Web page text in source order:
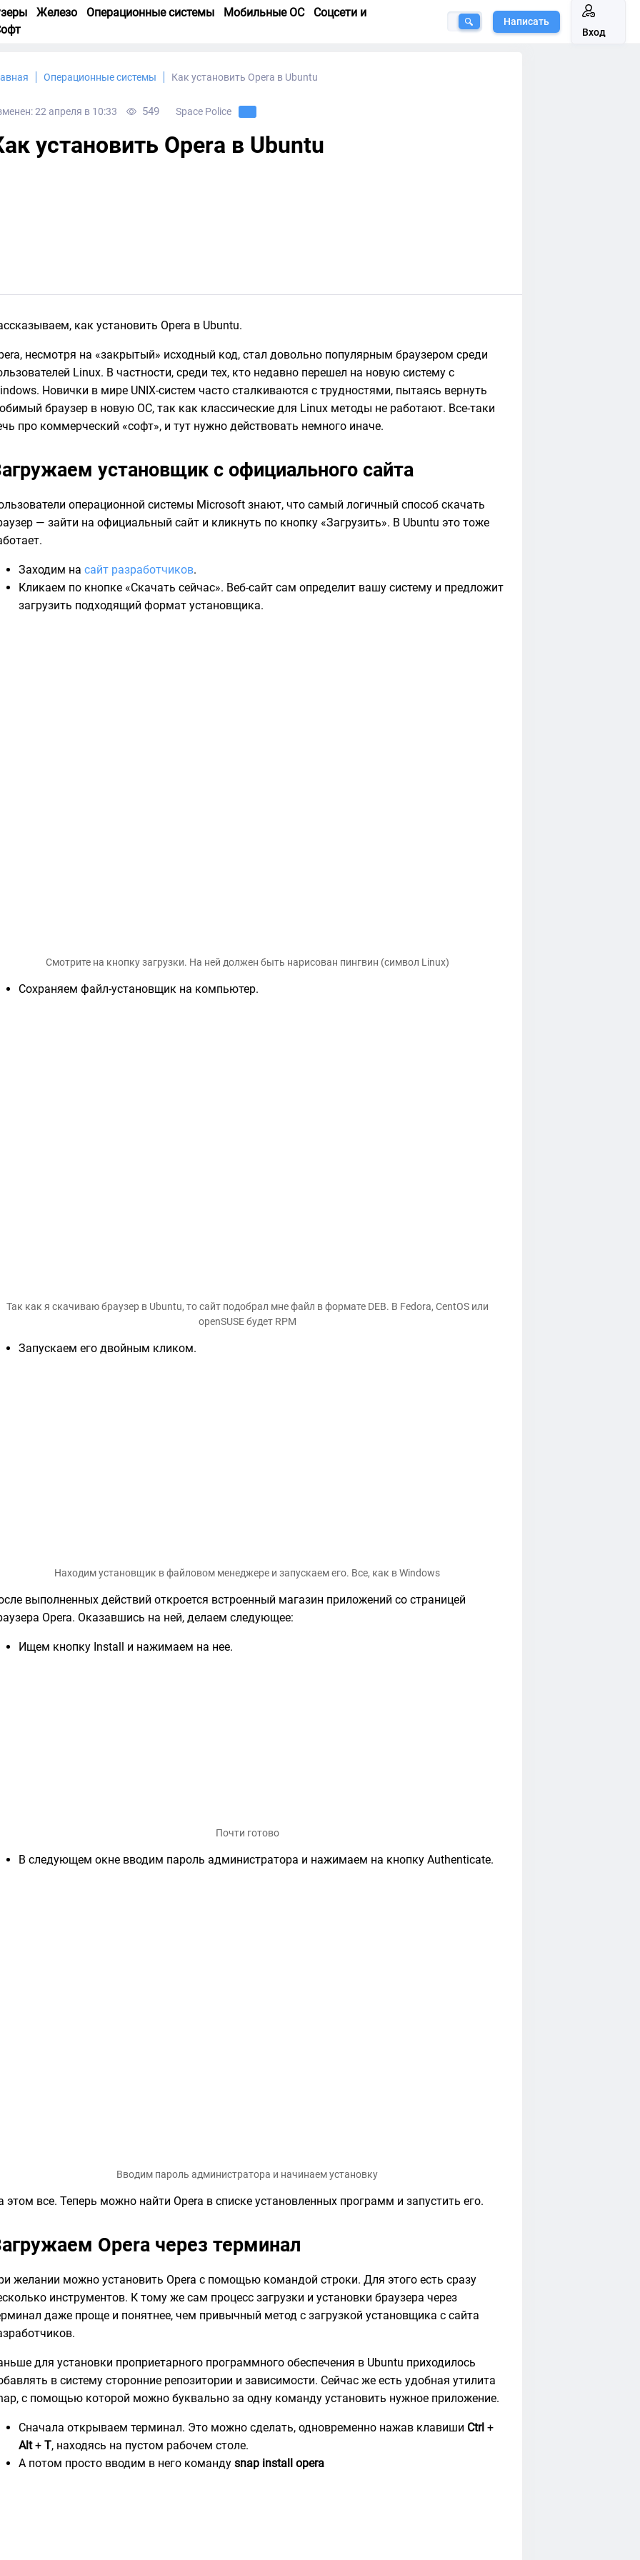
Железо Операционные системы Мобильные ОС
Соцсети и
Написать
Вход
Операционные системы Как установить Opera в Ubuntu
22 апреля в 10:33 549 Space Police
установить Opera в Ubuntu
как установить Opera в Ubuntu.
несмотря на «закрытый» исходный код, стал довольно популярным браузером среди
Linux. В частности, среди тех, кто недавно перешел на новую систему с
Новички в мире UNIX-систем часто сталкиваются с трудностями, пытаясь вернуть
браузер в новую ОС, так как классические для Linux методы не работают. Все-таки
про коммерческий «софт», и тут нужно действовать немного иначе.
установщик с официального сайта
операционной системы Microsoft знают, что самый логичный способ скачать
— зайти на официальный сайт и кликнуть по кнопку «Загрузить». В Ubuntu это тоже
Заходим насайт разработчиков.
Кликаем по кнопке «Скачать сейчас». Веб-сайт сам определит вашу систему и предложит
загрузить подходящий формат установщика.
Смотрите на кнопку загрузки. На ней должен быть нарисован пингвин (символ Linux)
Сохраняем файл-установщик на компьютер.
Так как я скачиваю браузер в Ubuntu, то сайт подобрал мне файл в формате DEB. В Fedora, CentOS или
openSUSE будет RPM
Запускаем его двойным кликом.
Находим установщик в файловом менеджере и запускаем его. Все, как в Windows
выполненных действий откроется встроенный магазин приложений со страницей
Opera. Оказавшись на ней, делаем следующее:
Ищем кнопку Install и нажимаем на нее.
Почти готово
В следующем окне вводим пароль администратора и нажимаем на кнопку Authenticate.
Вводим пароль администратора и начинаем установку
этом все. Теперь можно найти Opera в списке установленных программ и запустить его.
Opera через терминал
желании можно установить Opera с помощью командой строки. Для этого есть сразу
инструментов. К тому же сам процесс загрузки и установки браузера через
даже проще и понятнее, чем привычный метод с загрузкой установщика с сайта
для установки проприетарного программного обеспечения в Ubuntu приходилось
в систему сторонние репозитории и зависимости. Сейчас же есть удобная утилита
с помощью которой можно буквально за одну команду установить нужное приложение.
Сначала открываем терминал. Это можно сделать, одновременно нажав клавиши Ctrl +
Alt+T, находясь на пустом рабочем столе.
А потом просто вводим в него командуsnap install opera